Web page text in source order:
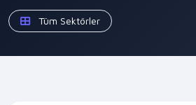
Tüm Sektörler